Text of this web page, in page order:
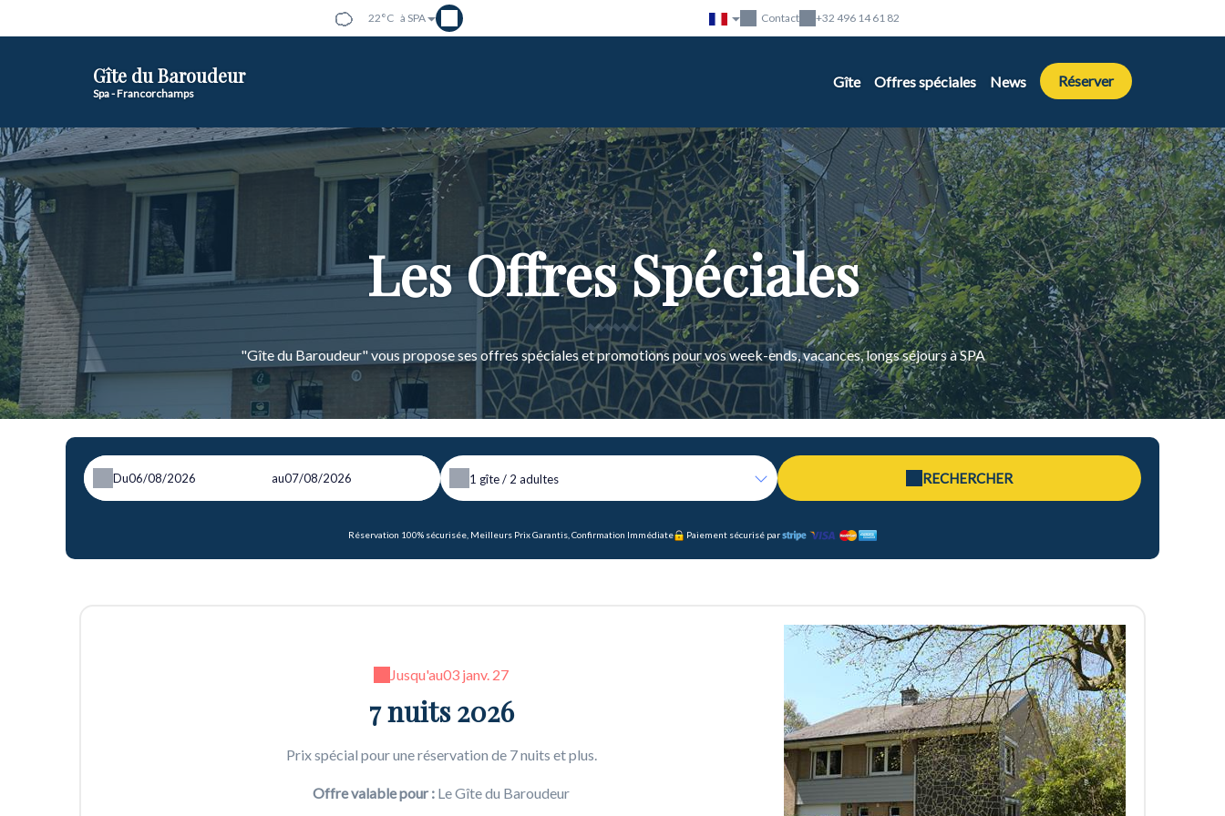
22°C à SPA Contact +32 496 14 61 82
Gîte du Baroudeur
Spa - Francorchamps
Gîte Offres spéciales News Réserver
Les Offres Spéciales
"Gîte du Baroudeur" vous propose ses offres spéciales et promotions pour vos week-ends, vacances, longs séjours à SPA
Du au 1 gîte / 2 adultes RECHERCHER
Réservation 100% sécurisée, Meilleurs Prix Garantis, Confirmation Immédiate Paiement sécurisé par
Jusqu'au03 janv. 27
7 nuits 2026
Prix spécial pour une réservation de 7 nuits et plus.
Offre valable pour : Le Gîte du Baroudeur